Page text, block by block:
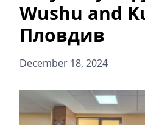
Wushu and
Пловдив
December 18, 2024